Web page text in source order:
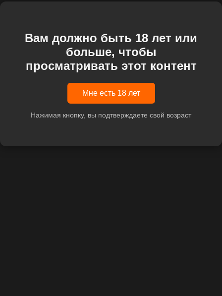
Вам должно быть 18 лет или
больше, чтобы
просматривать этот контент
Мне есть 18 лет
Нажимая кнопку, вы подтверждаете свой возраст